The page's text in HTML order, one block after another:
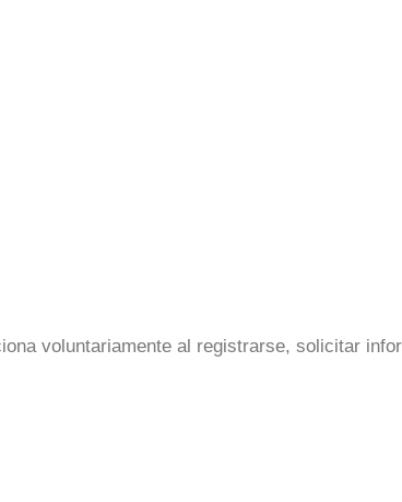
voluntariamente al registrarse, solicitar